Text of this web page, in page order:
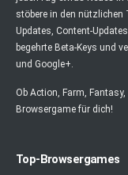
stöbere in den nützlichen
Updates, Content-
begehrte Beta-Keys und
und Google+.
Ob Action, Farm,
Browsergame für dich!
Top-Browsergames